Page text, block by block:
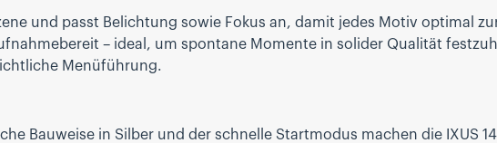
und passt Belichtung sowie Fokus an, damit jedes Motiv optimal
– ideal, um spontane Momente in solider Qualität
Menüführung.
Bauweise in Silber und der schnelle Startmodus machen die IXUS